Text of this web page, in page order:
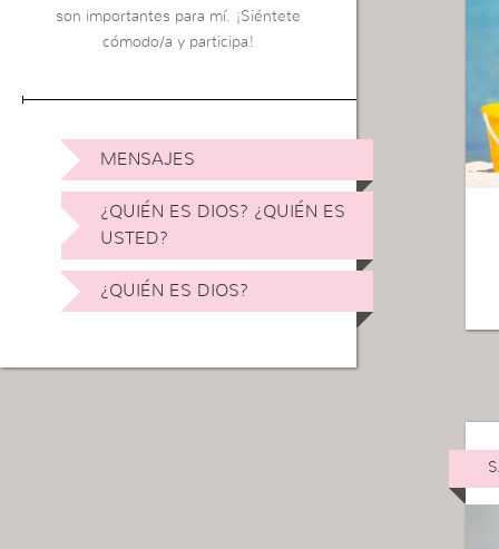
son importantes para mí. ¡Siéntete
cómodo/a y participa!
MENSAJES
¿QUIÉN ES DIOS? ¿QUIÉN ES
USTED?
¿QUIÉN ES DIOS?